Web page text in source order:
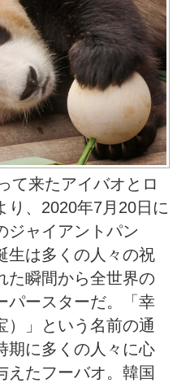
て来たアイバオとロ
り、2020年7月20日に
ジャイアントパン
生は多くの人々の祝
た瞬間から全世界の
パースターだ。「幸
）」という名前の通
期に多くの人々に心
えたフーバオ。韓国